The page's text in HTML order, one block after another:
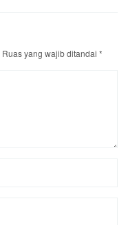
Ruas yang wajib ditandai *